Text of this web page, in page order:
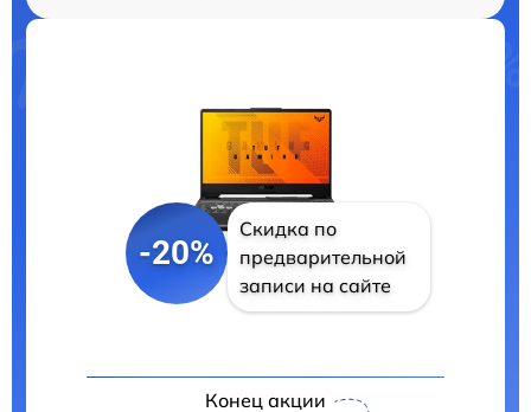
-20%
Скидка по
предварительной
записи на сайте
Конец акции